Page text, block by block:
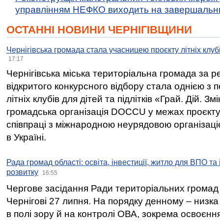
управлінням НЕФКО виходить на
ОСТАННІ НОВИНИ ЧЕРНІГІВЩИНИ
Чернігівська громада стала учасницею проєкту літніх
17:17
Чернігівська міська територіальна громада за
відкритого конкурсного відбору стала однією
літніх клубів для дітей та підлітків «Грай. Дій.
громадська організація DOCCU у межах
співпраці з міжнародною неурядовою
в Україні.
Рада громад області: освіта, інвестиції, житло для ВПО
розвитку
16:55
Чергове засідання Ради територіальних громад
Чернігові 27 липня. На порядку денному –
в полі зору й на контролі ОВА, зокрема освоєння